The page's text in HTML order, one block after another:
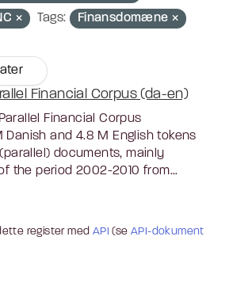
Tags:
Finansdomæne
Financial Corpus (da-en)
Financial Corpus
Danish and 4.8 M English tokens
documents, mainly
the period 2002-2010 from...
register med API (seAPI-dokument